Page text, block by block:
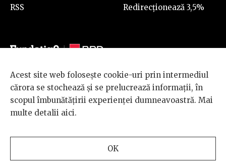
RSS
Redirecționează 3,5%
© 2026 BRD Groupe Société Générale, toate drepturile rezervate.
Scena 9 este un proiect sustinut de
BRD GROUPE SOCIÉTÉ
GÉNÉRALE
Acest site web folosește cookie-uri prin intermediul
cărora se stochează și se prelucrează informații, în
scopul îmbunătățirii experienței dumneavoastră. Mai
multe detalii aici.
OK